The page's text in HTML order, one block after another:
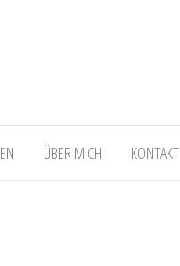
ÜBER MICH KONTAKT